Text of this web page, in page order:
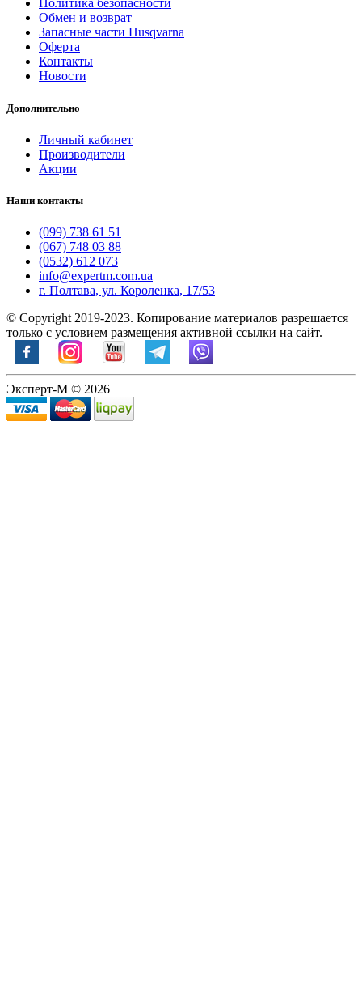
Политика безопасности
Обмен и возврат
Запасные части Husqvarna
Оферта
Контакты
Новости
Дополнительно
Личный кабинет
Производители
Акции
Наши контакты
(099) 738 61 51
(067) 748 03 88
(0532) 612 073
info@expertm.com.ua
г. Полтава, ул. Короленка, 17/53
© Copyright 2019-2023. Копирование материалов разрешается
только с условием размещения активной ссылки на сайт.
Эксперт-М © 2026